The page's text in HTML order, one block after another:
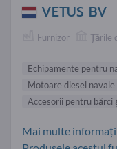
VETUS BV
Furnizor Țările
Echipamente pentru
Motoare diesel navale
Accesorii pentru bărci
Mai multe